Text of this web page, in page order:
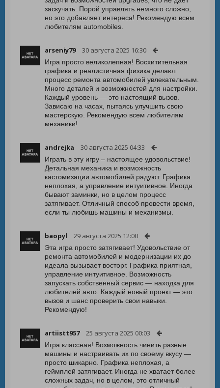
заскучать. Порой управлять немного сложно,
но это добавляет интереса! Рекомендую всем
любителям automobiles.
arseniy79 30 августа 2025 16:30
Игра просто великолепная! Восхитительная
графика и реалистичная физика делают
процесс ремонта автомобилей увлекательным.
Много деталей и возможностей для настройки.
Каждый уровень — это настоящий вызов.
Зависаю на часах, пытаясь улучшить свою
мастерскую. Рекомендую всем любителям
механики!
andrejka 30 августа 2025 04:33
Играть в эту игру – настоящее удовольствие!
Детальная механика и возможность
кастомизации автомобилей радуют. Графика
неплохая, а управление интуитивное. Иногда
бывают заминки, но в целом процесс
затягивает. Отличный способ провести время,
если ты любишь машины и механизмы.
baopyl 29 августа 2025 12:00
Эта игра просто затягивает! Удовольствие от
ремонта автомобилей и модернизации их до
идеала вызывает восторг. Графика приятная,
управление интуитивное. Возможность
запускать собственный сервис — находка для
любителей авто. Каждый новый проект — это
вызов и шанс проверить свои навыки.
Рекомендую!
artiistt957 25 августа 2025 00:03
Игра классная! Возможность чинить разные
машины и настраивать их по своему вкусу —
просто шикарно. Графика неплохая, а
геймплей затягивает. Иногда не хватает более
сложных задач, но в целом, это отличный